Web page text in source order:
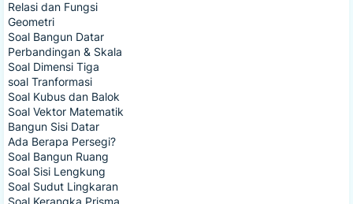
Relasi dan Fungsi
Geometri
Soal Bangun Datar
Perbandingan & Skala
Soal Dimensi Tiga
soal Tranformasi
Soal Kubus dan Balok
Soal Vektor Matematik
Bangun Sisi Datar
Ada Berapa Persegi?
Soal Bangun Ruang
Soal Sisi Lengkung
Soal Sudut Lingkaran